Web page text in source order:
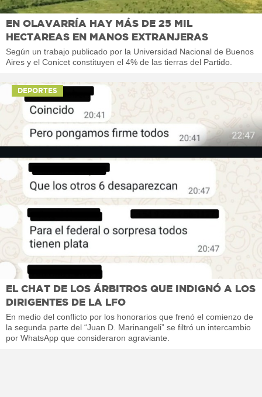
EN OLAVARRÍA HAY MÁS DE 25 MIL
HECTAREAS EN MANOS EXTRANJERAS
Según un trabajo publicado por la Universidad Nacional de Buenos
Aires y el Conicet constituyen el 4% de las tierras del Partido.
DEPORTES
EL CHAT DE LOS ÁRBITROS QUE INDIGNÓ A LOS
DIRIGENTES DE LA LFO
En medio del conflicto por los honorarios que frenó el comienzo de
la segunda parte del “Juan D. Marinangeli” se filtró un intercambio
por WhatsApp que consideraron agraviante.